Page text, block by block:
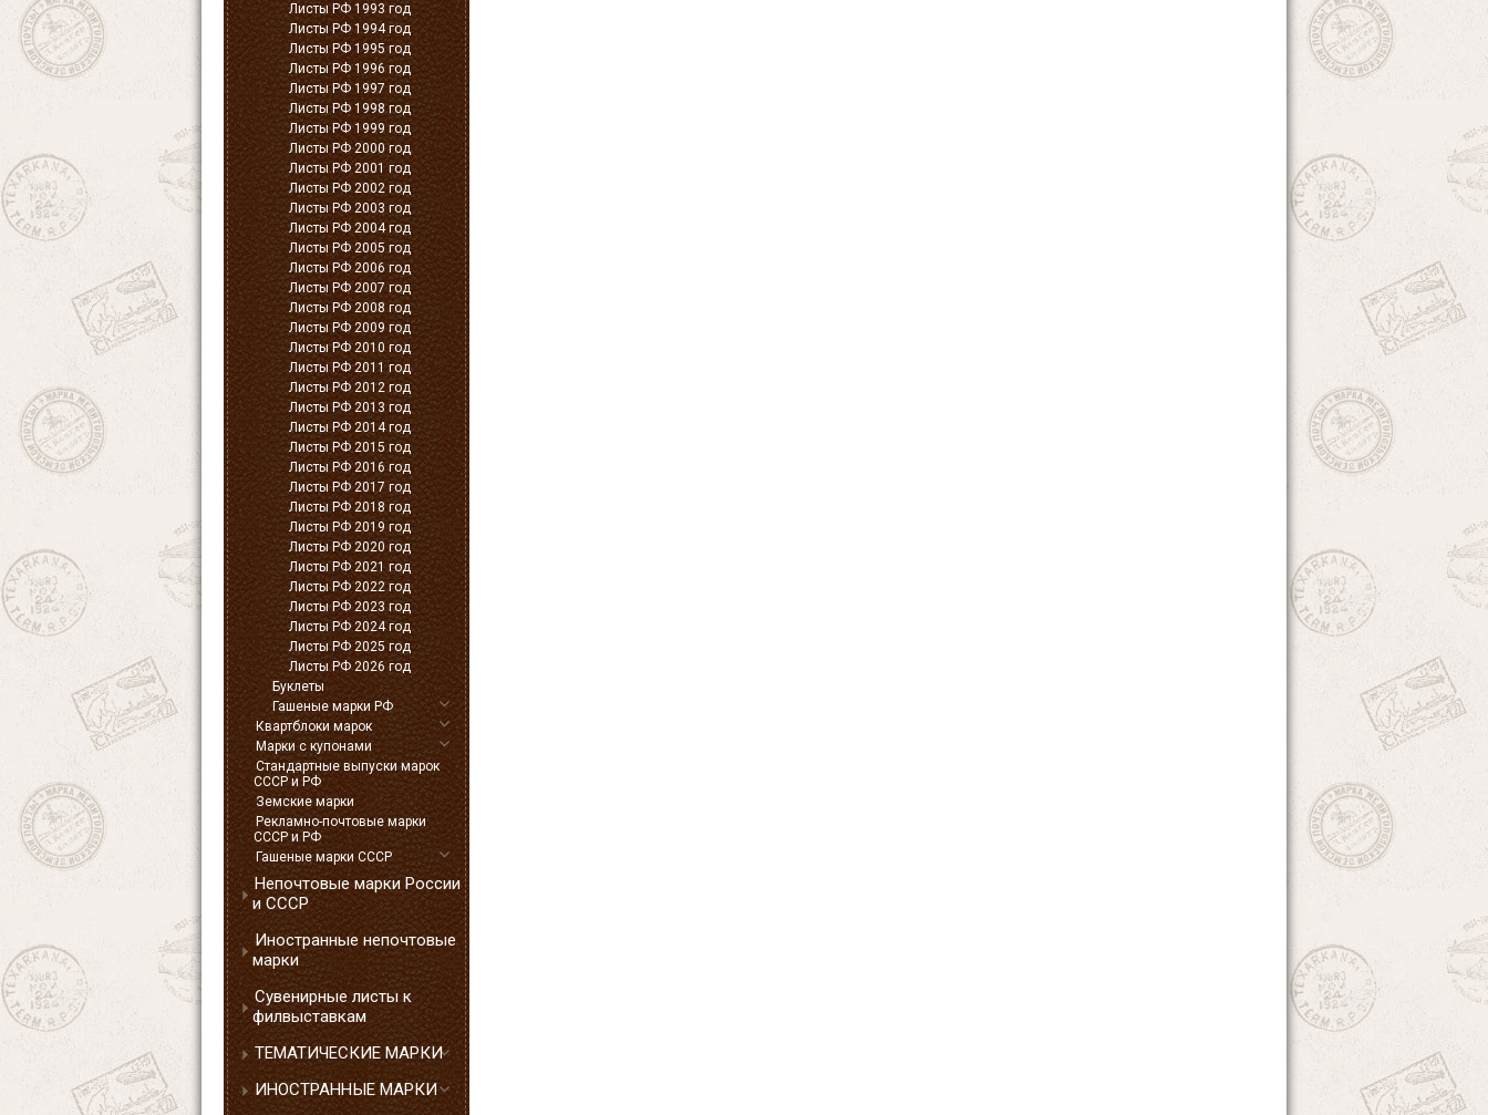
Листы РФ 1993 год
Листы РФ 1994 год
Листы РФ 1995 год
Листы РФ 1996 год
Листы РФ 1997 год
Листы РФ 1998 год
Листы РФ 1999 год
Листы РФ 2000 год
Листы РФ 2001 год
Листы РФ 2002 год
Листы РФ 2003 год
Листы РФ 2004 год
Листы РФ 2005 год
Листы РФ 2006 год
Листы РФ 2007 год
Листы РФ 2008 год
Листы РФ 2009 год
Листы РФ 2010 год
Листы РФ 2011 год
Листы РФ 2012 год
Листы РФ 2013 год
Листы РФ 2014 год
Листы РФ 2015 год
Листы РФ 2016 год
Листы РФ 2017 год
Листы РФ 2018 год
Листы РФ 2019 год
Листы РФ 2020 год
Листы РФ 2021 год
Листы РФ 2022 год
Листы РФ 2023 год
Листы РФ 2024 год
Листы РФ 2025 год
Листы РФ 2026 год
Буклеты
Гашеные марки РФ
Квартблоки марок
Марки с купонами
Стандартные выпуски марок
СССР и РФ
Земские марки
Рекламно-почтовые марки
СССР и РФ
Гашеные марки СССР
Непочтовые марки России
и СССР
Иностранные непочтовые
марки
Сувенирные листы к
филвыставкам
ТЕМАТИЧЕСКИЕ МАРКИ
ИНОСТРАННЫЕ МАРКИ